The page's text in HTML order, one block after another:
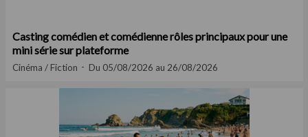
Casting comédien et comédienne rôles principaux pour une
mini série sur plateforme
Cinéma / Fiction Du 05/08/2026 au 26/08/2026